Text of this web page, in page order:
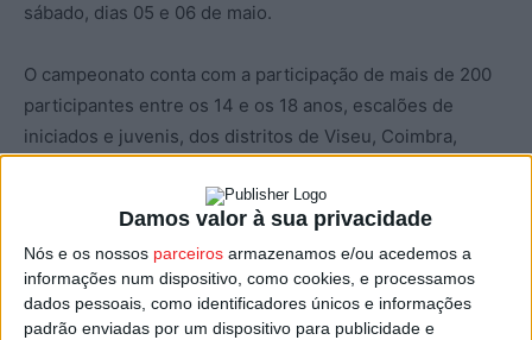
Damos valor à sua privacidade
Nós e os nossos parceiros armazenamos e/ou acedemos a
informações num dispositivo, como cookies, e processamos
dados pessoais, como identificadores únicos e informações
padrão enviadas por um dispositivo para publicidade e
sábado, dias 05 e 06 de maio.
O campeonato conta com a participação de mais de 200
participantes entre os 14 e os 18 anos, escalões de
iniciados e juvenis, dos distritos de Viseu, Coimbra,
As provas de iniciados dividem-se em singulares
masculinos e femininos e em mistos e as de juvenis
serão disputadas em singulares masculinos e femininos
e em provas de equipas de cinco masculinas e femininas.